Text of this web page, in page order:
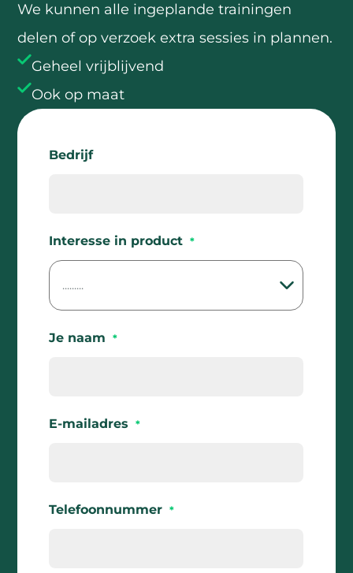
We kunnen alle ingeplande trainingen
delen of op verzoek extra sessies in plannen.
Geheel vrijblijvend
Ook op maat
Bedrijf
Interesse in product *
Je naam *
E-mailadres *
Telefoonnummer *